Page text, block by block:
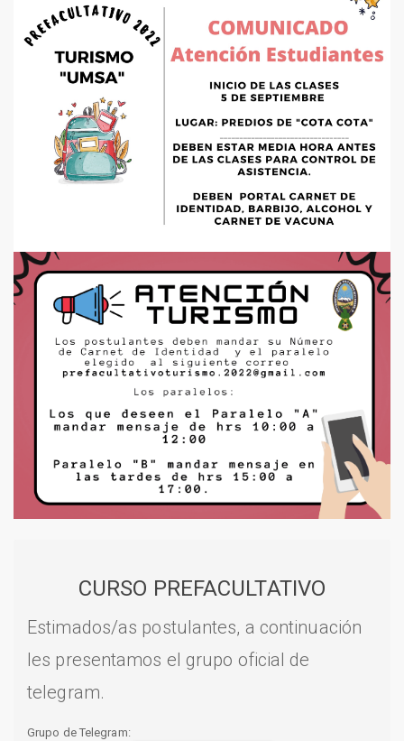
CURSO PREFACULTATIVO
Estimados/as postulantes, a continuación
les presentamos el grupo oficial de
telegram.
Grupo de Telegram: